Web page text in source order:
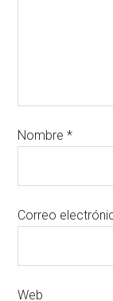
Nombre*
Correo
Web